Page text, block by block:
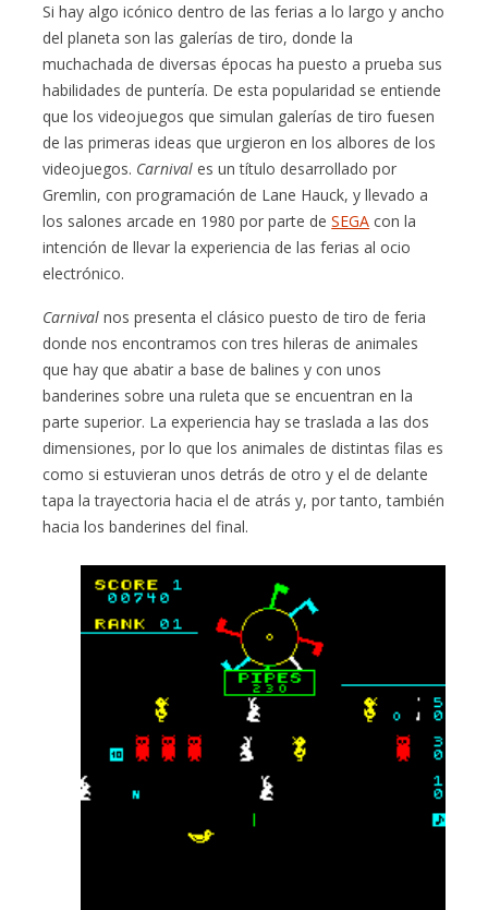
Si hay algo icónico dentro de las ferias a lo largo y ancho
del planeta son las galerías de tiro, donde la
muchachada de diversas épocas ha puesto a prueba sus
habilidades de puntería. De esta popularidad se entiende
que los videojuegos que simulan galerías de tiro fuesen
de las primeras ideas que urgieron en los albores de los
videojuegos. Carnival es un título desarrollado por
Gremlin, con programación de Lane Hauck, y llevado a
los salones arcade en 1980 por parte deSEGA con la
intención de llevar la experiencia de las ferias al ocio
electrónico.
Carnival nos presenta el clásico puesto de tiro de feria
donde nos encontramos con tres hileras de animales
que hay que abatir a base de balines y con unos
banderines sobre una ruleta que se encuentran en la
parte superior. La experiencia hay se traslada a las dos
dimensiones, por lo que los animales de distintas filas es
como si estuvieran unos detrás de otro y el de delante
tapa la trayectoria hacia el de atrás y, por tanto, también
hacia los banderines del final.